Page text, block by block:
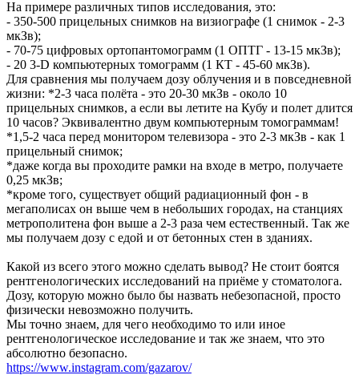
На примере различных типов исследования, это:
- 350-500 прицельных снимков на визиографе (1 снимок - 2-3
мкЗв);
- 70-75 цифровых ортопантомограмм (1 ОПТГ - 13-15 мкЗв);
- 20 3-D компьютерных томограмм (1 КТ - 45-60 мкЗв).
Для сравнения мы получаем дозу облучения и в повседневной
жизни: *2-3 часа полёта - это 20-30 мкЗв - около 10
прицельных снимков, а если вы летите на Кубу и полет длится
10 часов? Эквивалентно двум компьютерным томограммам!
*1,5-2 часа перед монитором телевизора - это 2-3 мкЗв - как 1
прицельный снимок;
*даже когда вы проходите рамки на входе в метро, получаете
0,25 мкЗв;
*кроме того, существует общий радиационный фон - в
мегаполисах он выше чем в небольших городах, на станциях
метрополитена фон выше а 2-3 раза чем естественный. Так же
мы получаем дозу с едой и от бетонных стен в зданиях.
Какой из всего этого можно сделать вывод? Не стоит боятся
рентгенологических исследований на приёме у стоматолога.
Дозу, которую можно было бы назвать небезопасной, просто
физически невозможно получить.
Мы точно знаем, для чего необходимо то или иное
рентгенологическое исследование и так же знаем, что это
абсолютно безопасно.
https://www.instagram.com/gazarov/